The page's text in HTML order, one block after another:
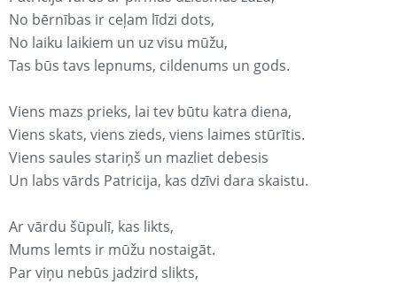
No bērnības ir ceļam līdzi dots,
No laiku laikiem un uz visu mūžu,
Tas būs tavs lepnums, cildenums un gods.
Viens mazs prieks, lai tev būtu katra diena,
Viens skats, viens zieds, viens laimes stūrītis.
Viens saules stariņš un mazliet debesis
Un labs vārds Patricija, kas dzīvi dara skaistu.
Ar vārdu šūpulī, kas likts,
Mums lemts ir mūžu nostaigāt.
Par viņu nebūs jadzird slikts,